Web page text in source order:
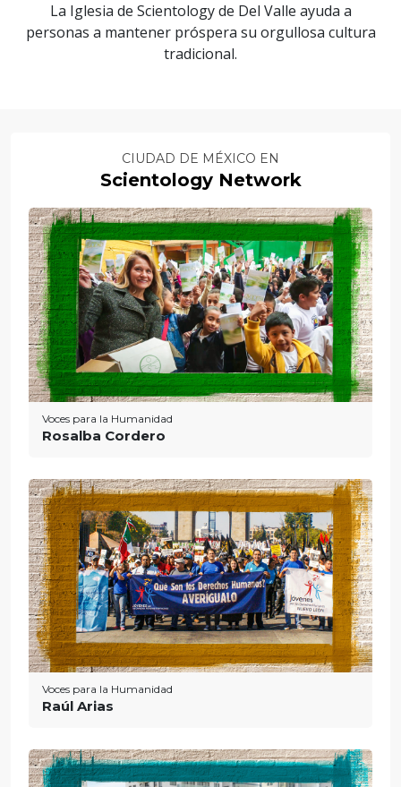
La Iglesia de Scientology de Del Valle ayuda a
personas a mantener próspera su orgullosa cultura
tradicional.
CIUDAD DE MÉXICO EN
Scientology Network
Voces para la Humanidad
Rosalba Cordero
Voces para la Humanidad
Raúl Arias